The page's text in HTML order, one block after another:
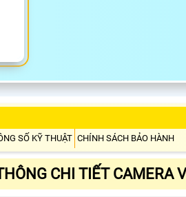
SỐ KỸ THUẬT CHÍNH SÁCH BẢO HÀNH
CHI TIẾT CAMERA